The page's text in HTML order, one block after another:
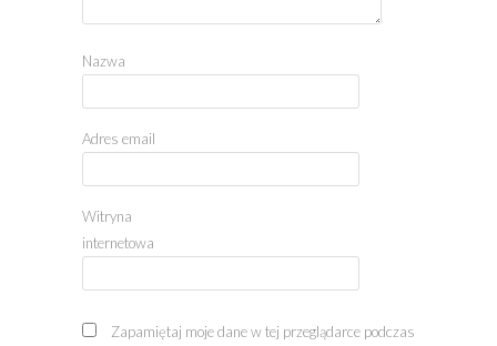
Nazwa
Adres email
Witryna
internetowa
Zapamiętaj moje dane w tej przeglądarce podczas